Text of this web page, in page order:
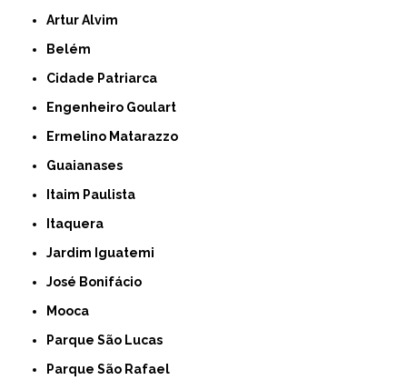
Artur Alvim
Belém
Cidade Patriarca
Engenheiro Goulart
Ermelino Matarazzo
Guaianases
Itaim Paulista
Itaquera
Jardim Iguatemi
José Bonifácio
Mooca
Parque São Lucas
Parque São Rafael